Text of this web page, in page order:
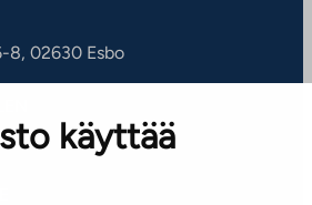
käyttää
8, 02630 Esbo